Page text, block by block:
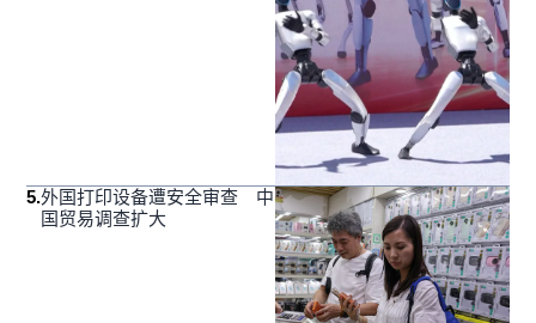
5.外国打印设备遭安全审查 中
国贸易调查扩大